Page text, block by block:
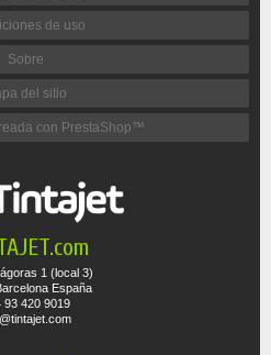
de uso
Sobre
del sitio
con PrestaShop™
1 (local 3)
España
93 420 9019